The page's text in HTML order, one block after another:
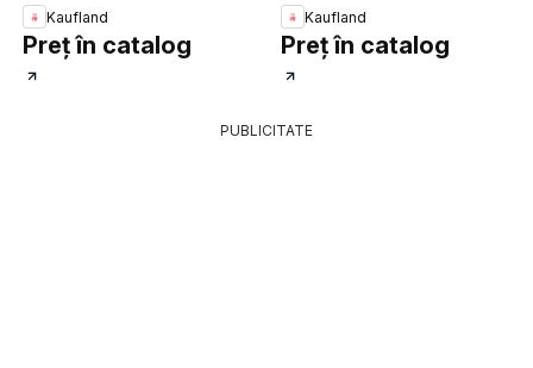
Kaufland
Preț în catalog
Kaufland
Preț în catalog
PUBLICITATE